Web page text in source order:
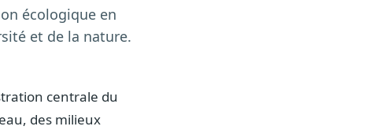
écologique en
et de la nature.
centrale du
des milieux